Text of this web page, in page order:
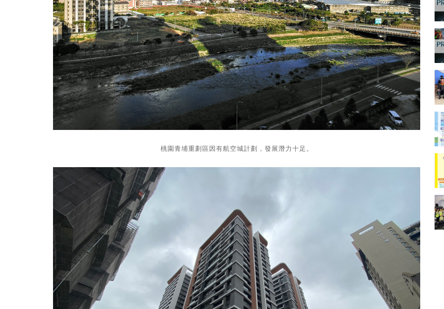
桃園青埔重劃區因有航空城計劃，發展潛力十足。